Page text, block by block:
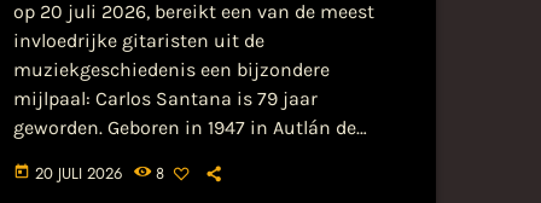
op 20 juli 2026, bereikt een van de meest
invloedrijke gitaristen uit de
muziekgeschiedenis een bijzondere
mijlpaal: Carlos Santana is 79 jaar
geworden. Geboren in 1947 in Autlán de
onuitwisbare stempel gedrukt op de pop- en
today 20 JULI 2026 8